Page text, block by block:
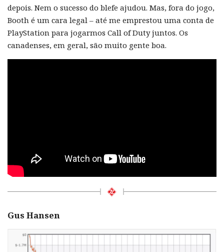
depois. Nem o sucesso do blefe ajudou. Mas, fora do jogo,
Booth é um cara legal – até me emprestou uma conta de
PlayStation para jogarmos Call of Duty juntos. Os
canadenses, em geral, são muito gente boa.
Gus Hansen